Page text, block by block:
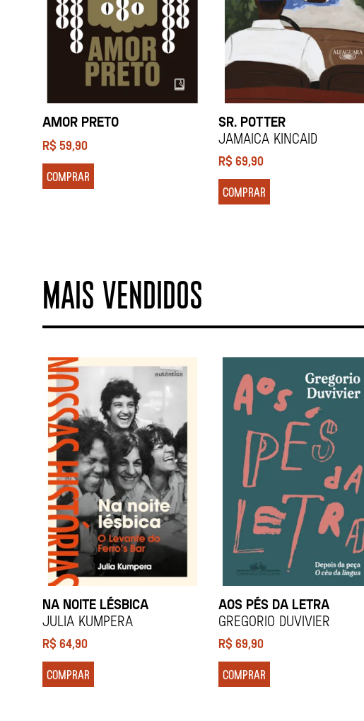
AMOR PRETO
R$59,90
COMPRAR
SR. POTTER
Jamaica Kincaid
R$69,90
COMPRAR
MAIS VENDIDOS
NA NOITE LÉSBICA
Julia Kumpera
R$64,90
COMPRAR
AOS PÉS DA LETRA
Gregorio Duvivier
R$69,90
COMPRAR